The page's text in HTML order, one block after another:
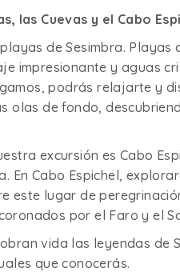
las Cuevas y el Cabo
de Sesimbra.
impresionante y aguas
podrás relajarte y
olas de fondo,
excursión es Cabo
En Cabo Espichel,
este lugar de
por el Faro y el
vida las leyendas de
que conocerás.